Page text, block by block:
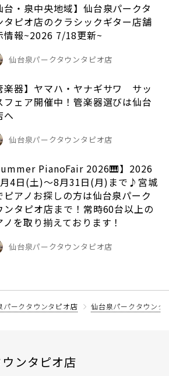
台・泉中央地域】仙台泉パークタ
タピオ店のクラシックギター店舗
情報~2026 7/18更新~
仙台泉パークタウンタピオ店
楽器】ヤマハ・ヤナギサワ サッ
フェア開催中！管楽器選びは仙台
へ
仙台泉パークタウンタピオ店
PianoFair 2026🎹】2026
4日(土)～8月31日(月)まで♪宮城
ピアノお探しの方は仙台泉パーク
ンタピオ店まで！常時60台以上の
ノを取り揃えております！
仙台泉パークタウンタピオ店
パークタウンタピオ店 仙台泉パークタウンタ
ンタピオ店